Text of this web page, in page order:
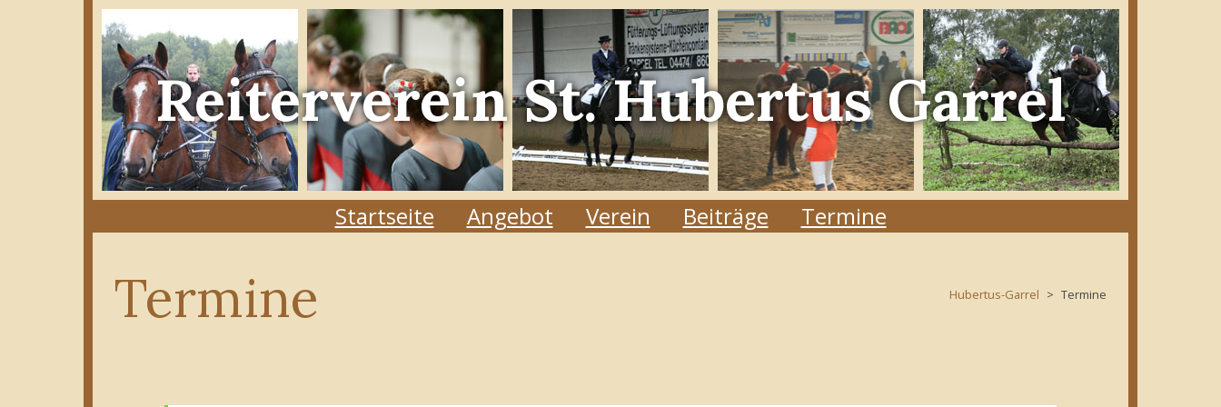
ReitervereinSt. Hubertus Garrel
Startseite Angebot Verein Beiträge Termine
Termine Hubertus-Garrel Termine